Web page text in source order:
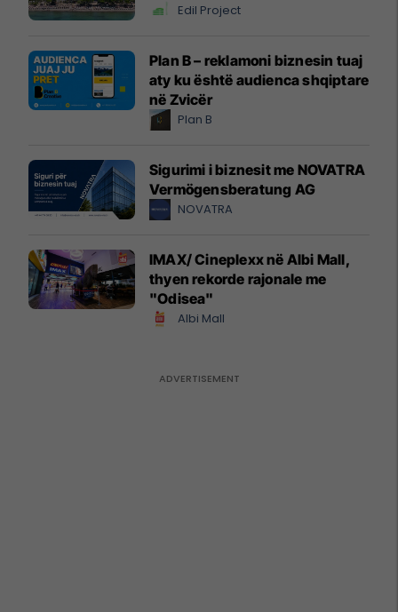
Edil Project
Plan B – reklamoni biznesin tuaj
aty ku është audienca shqiptare
në Zvicër
Plan B
Sigurimi i biznesit me NOVATRA
Vermögensberatung AG
NOVATRA
IMAX/ Cineplexx në Albi Mall,
thyen rekorde rajonale me
"Odisea"
Albi Mall